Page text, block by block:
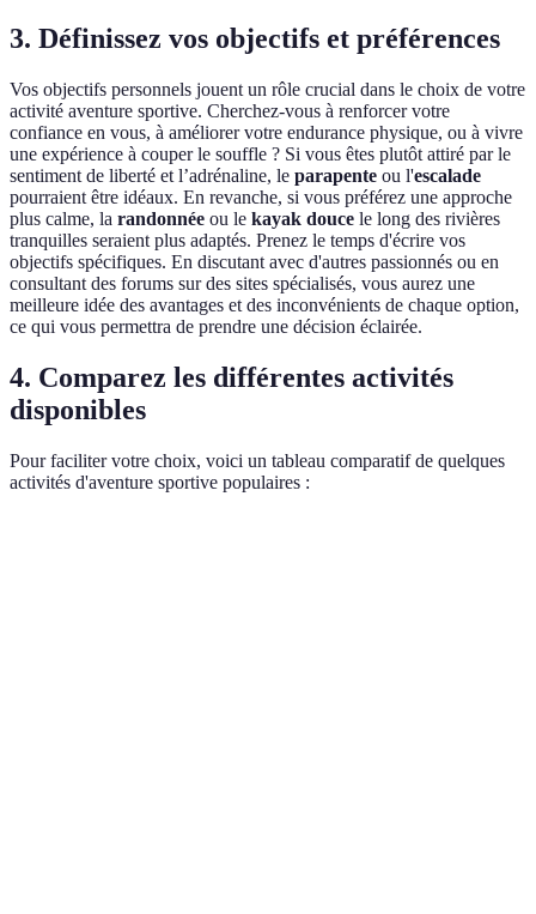
3. Définissez vos objectifs et préférences
Vos objectifs personnels jouent un rôle crucial dans le choix de votre
activité aventure sportive. Cherchez-vous à renforcer votre
confiance en vous, à améliorer votre endurance physique, ou à vivre
une expérience à couper le souffle ? Si vous êtes plutôt attiré par le
sentiment de liberté et l’adrénaline, le parapente ou l'escalade
pourraient être idéaux. En revanche, si vous préférez une approche
plus calme, la randonnée ou le kayak douce le long des rivières
tranquilles seraient plus adaptés. Prenez le temps d'écrire vos
objectifs spécifiques. En discutant avec d'autres passionnés ou en
consultant des forums sur des sites spécialisés, vous aurez une
meilleure idée des avantages et des inconvénients de chaque option,
ce qui vous permettra de prendre une décision éclairée.
4. Comparez les différentes activités
disponibles
Pour faciliter votre choix, voici un tableau comparatif de quelques
activités d'aventure sportive populaires :